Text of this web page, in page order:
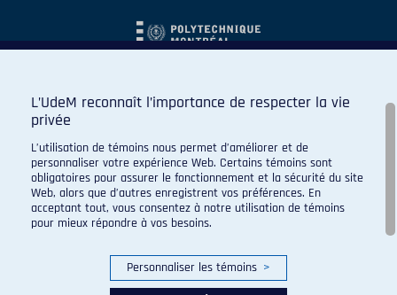
L’UdeM reconnaît l’importance de respecter la vie
privée
L’utilisation de témoins nous permet d’améliorer et de
personnaliser votre expérience Web. Certains témoins sont
obligatoires pour assurer le fonctionnement et la sécurité du site
Web, alors que d’autres enregistrent vos préférences. En
acceptant tout, vous consentez à notre utilisation de témoins
pour mieux répondre à vos besoins.
Personnaliser les témoins >